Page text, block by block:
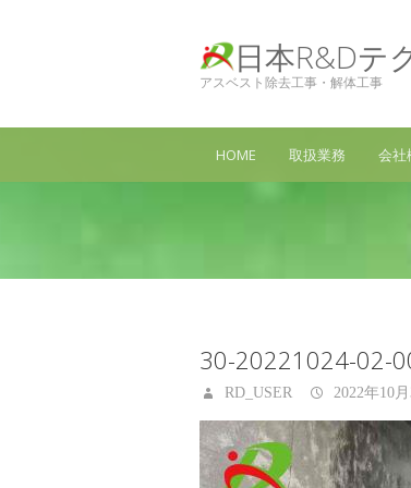
日本R&Dテ
アスベスト除去工事・解体工事
HOME 取扱業務 会社
30-20221024-02-
RD_USER 2022年10月